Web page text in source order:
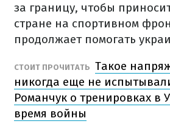
за границу, чтобы
стране на спортивном
продолжает помогать
СТОИТ ПРОЧИТАТЬ Такое
никогда еще не
Романчук о тренировках в
время войны